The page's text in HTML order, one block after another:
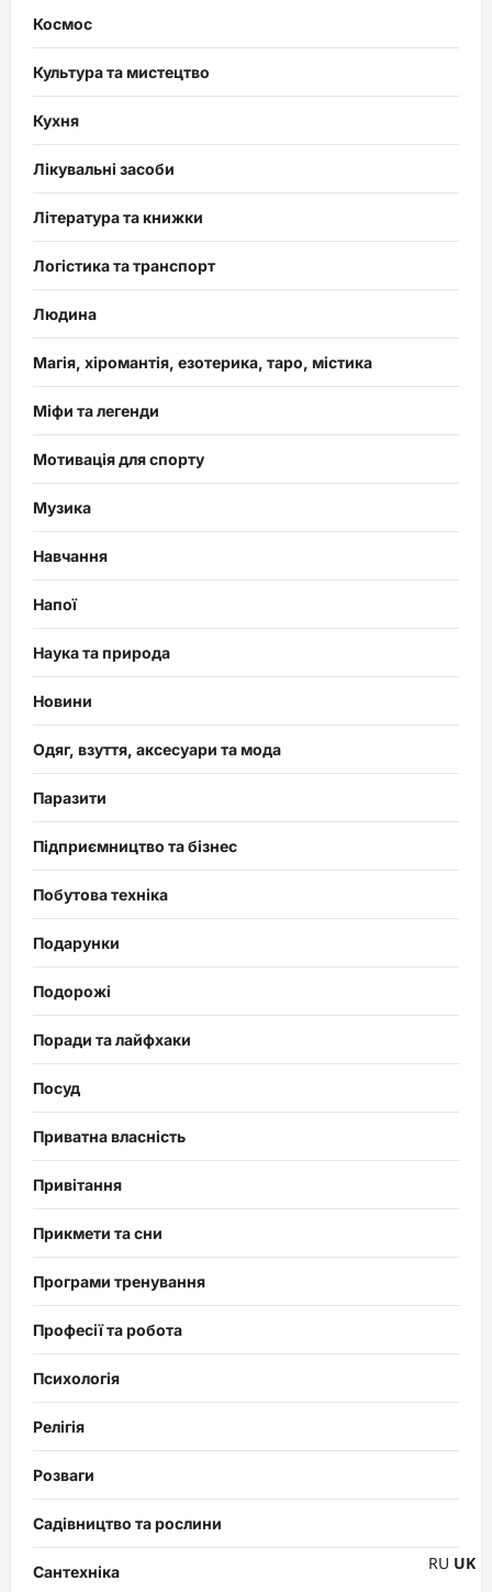
Космос
Культура та мистецтво
Кухня
Лікувальні засоби
Література та книжки
Логістика та транспорт
Людина
Магія, хіромантія, езотерика, таро, містика
Міфи та легенди
Мотивація для спорту
Музика
Навчання
Напої
Наука та природа
Новини
Одяг, взуття, аксесуари та мода
Паразити
Підприємництво та бізнес
Побутова техніка
Подарунки
Подорожі
Поради та лайфхаки
Посуд
Приватна власність
Привітання
Прикмети та сни
Програми тренування
Професії та робота
Психологія
Релігія
Розваги
Садівництво та рослини
Сантехніка RU UK